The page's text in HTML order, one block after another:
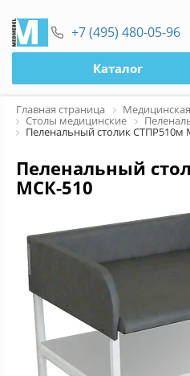
+7 (495) 480-05-96
Каталог
Главная страница
Столы медицинские
Пеленальный столик СТПР510м
Пеленальный
МСК-510